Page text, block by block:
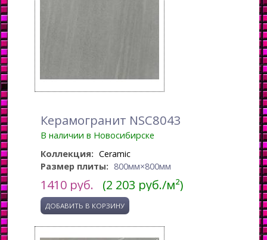
Керамогранит NSC8043
В наличии в Новосибирске
Коллекция: Ceramic
Размер плиты: 800мм×800мм
1410 руб. (2 203 руб./м²)